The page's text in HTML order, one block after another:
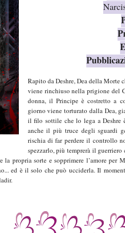
Rapito da Deshre, Dea della Morte
viene rinchiuso nella prigione del
donna, il Principe è costretto a
giorno viene torturato dalla Dea,
il filo sottile che lo lega a Deshre
anche il più truce degli sguardi
rischia di far perdere il controllo
spezzarlo, più temprerà il
la propria sorte e sopprimere l’amore
ed è il solo che può ucciderla. Il